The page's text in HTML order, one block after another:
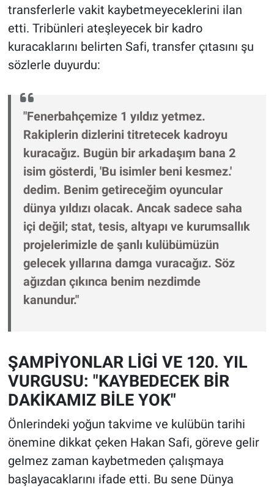
transferlerle vakit kaybetmeyeceklerini ilan
etti. Tribünleri ateşleyecek bir kadro
kuracaklarını belirten Safi, transfer çıtasını şu
sözlerle duyurdu:
"Fenerbahçemize 1 yıldız yetmez.
Rakiplerin dizlerini titretecek kadroyu
kuracağız. Bugün bir arkadaşım bana 2
isim gösterdi, 'Bu isimler beni kesmez.'
dedim. Benim getireceğim oyuncular
dünya yıldızı olacak. Ancak sadece saha
içi değil; stat, tesis, altyapı ve kurumsallık
projelerimizle de şanlı kulübümüzün
gelecek yıllarına damga vuracağız. Söz
ağızdan çıkınca benim nezdimde
kanundur."
ŞAMPİYONLAR LİGİ VE 120. YIL
VURGUSU: "KAYBEDECEK BİR
DAKİKAMIZ BİLE YOK"
Önlerindeki yoğun takvime ve kulübün tarihi
önemine dikkat çeken Hakan Safi, göreve gelir
gelmez zaman kaybetmeden çalışmaya
başlayacaklarını ifade etti. Bu sene Dünya